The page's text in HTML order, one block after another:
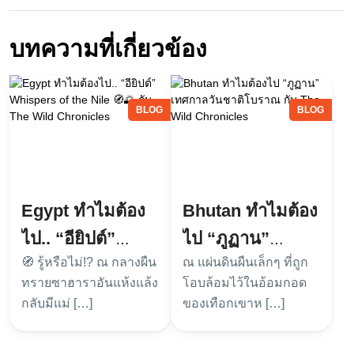
บทความที่เกี่ยวข้อง
BLOG
Egypt ทำไมต้อง
ไป.. “อียิปต์”
Whispers of the
Nile 🧭🌅 กับ The
Wild Chronicles
🧭 รู้หรือไม่!? ณ กลางผืน
ทรายซาฮาราอันแห้งแล้ง
กลับมีแม่ […]
BLOG
Bhutan ทำไมต้อง
ไป “ภูฏาน”
เทศกาลวันชาติ
โบราณ กับ The
ณ แผ่นดินผืนเล็กๆ ที่ถูก
โอบล้อมไว้ในอ้อมกอด
ของเทือกเขาห […]